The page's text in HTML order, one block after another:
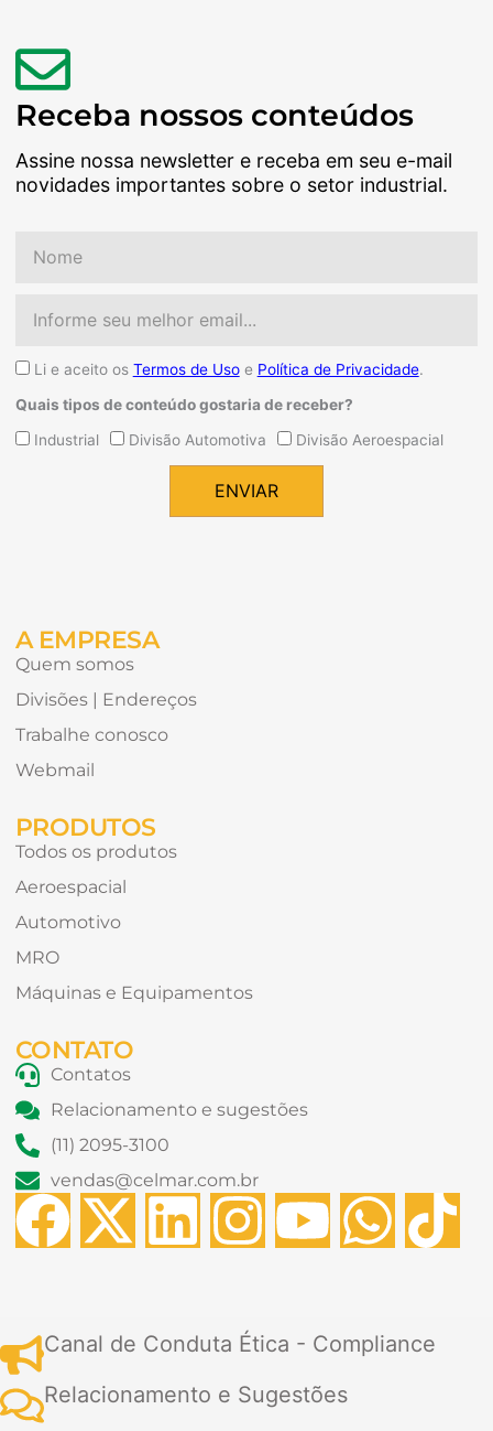
Receba nossos conteúdos
Assine nossa newsletter e receba em seu e-mail
novidades importantes sobre o setor industrial.
AceiteLi e aceito os Termos de Usoe Política de Privacidade.
Quais tipos de conteúdo gostaria de receber?
QuaisIndustrial Divisão Automotiva Divisão Aeroespacial
ENVIAR
A EMPRESA
Quem somos
Divisões | Endereços
Trabalhe conosco
Webmail
PRODUTOS
Todos os produtos
Aeroespacial
Automotivo
MRO
Máquinas e Equipamentos
CONTATO
Contatos
Relacionamento e sugestões
(11) 2095-3100
vendas@celmar.com.br
F
c
e
X
t
w
L
n
k
I
s
t
Y
u
t
W
a
T
k
Canal de Conduta Ética - Compliance
Relacionamento e Sugestões